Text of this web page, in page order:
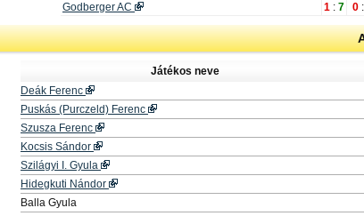
Godberger AC
1 : 7 0 :
Játékos neve
Deák Ferenc
Puskás (Purczeld) Ferenc
Szusza Ferenc
Kocsis Sándor
Szilágyi I. Gyula
Hidegkuti Nándor
Balla Gyula